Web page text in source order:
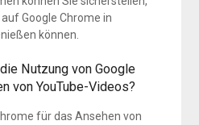
Google Chrome in
können.
Nutzung von Google
von YouTube-Videos?
für das Ansehen von